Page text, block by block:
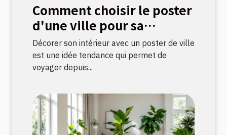
Comment choisir le poster
d'une ville pour sa
décoration intérieure ?
Décorer son intérieur avec un poster de ville
est une idée tendance qui permet de
voyager depuis...